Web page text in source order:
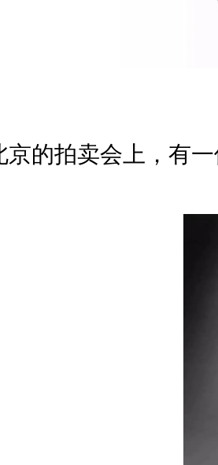
京的拍卖会上，有